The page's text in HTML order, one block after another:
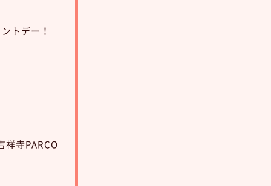
トデー！
祥寺PARCO